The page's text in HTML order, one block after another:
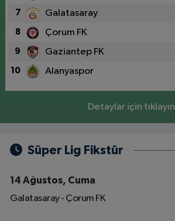
7 Galatasaray
8 Çorum FK
9 Gaziantep FK
10 Alanyaspor
Detaylar için tıklayın
Süper Lig Fikstür
14 Ağustos, Cuma
Galatasaray - Çorum FK